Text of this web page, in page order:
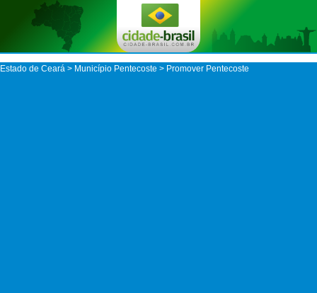
Estado de Ceará > Município Pentecoste > Promover Pentecoste